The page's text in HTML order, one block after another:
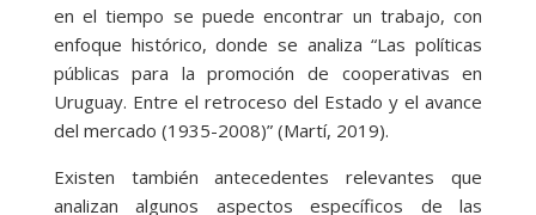
en el tiempo se puede encontrar un trabajo, con
enfoque histórico, donde se analiza “Las políticas
públicas para la promoción de cooperativas en
Uruguay. Entre el retroceso del Estado y el avance
del mercado (1935-2008)” (Martí, 2019).
Existen también antecedentes relevantes que
analizan algunos aspectos específicos de las